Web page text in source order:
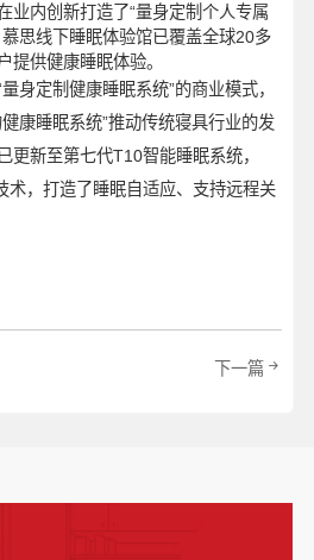
业内创新打造了“量身定制个人专属
思线下睡眠体验馆已覆盖全球20多
提供健康睡眠体验。
身定制健康睡眠系统”的商业模式，
康睡眠系统”推动传统寝具行业的发
更新至第七代T10智能睡眠系统，
术，打造了睡眠自适应、支持远程关
下一篇